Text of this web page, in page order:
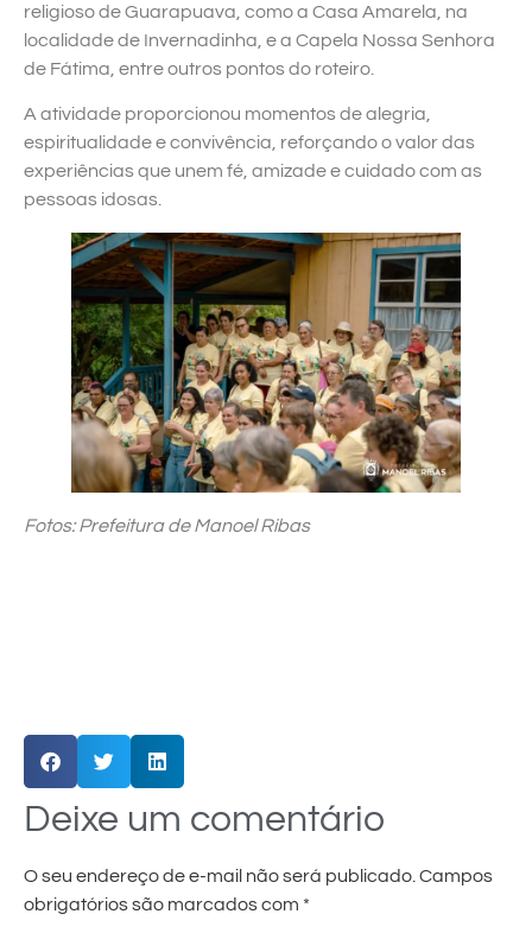
religioso de Guarapuava, como a Casa Amarela, na
localidade de Invernadinha, e a Capela Nossa Senhora
de Fátima, entre outros pontos do roteiro.
A atividade proporcionou momentos de alegria,
espiritualidade e convivência, reforçando o valor das
experiências que unem fé, amizade e cuidado com as
pessoas idosas.
Fotos: Prefeitura de Manoel Ribas
Deixe um comentário
O seu endereço de e-mail não será publicado. Campos
obrigatórios são marcados com *